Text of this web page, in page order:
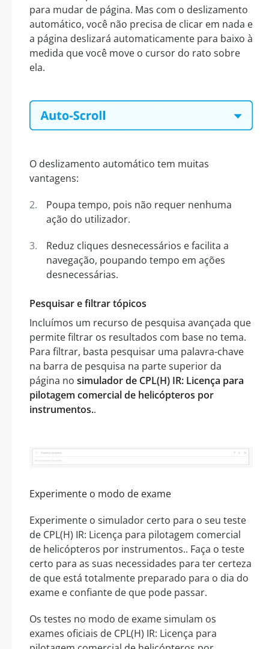
para mudar de página. Mas com o deslizamento
automático, você não precisa de clicar em nada e
a página deslizará automaticamente para baixo à
medida que você move o cursor do rato sobre
ela.
O deslizamento automático tem muitas
vantagens:
Poupa tempo, pois não requer nenhuma
ação do utilizador.
Reduz cliques desnecessários e facilita a
navegação, poupando tempo em ações
desnecessárias.
Pesquisar e filtrar tópicos
Incluímos um recurso de pesquisa avançada que
permite filtrar os resultados com base no tema.
Para filtrar, basta pesquisar uma palavra-chave
na barra de pesquisa na parte superior da
página no simulador de CPL(H) IR: Licença para
pilotagem comercial de helicópteros por
instrumentos..
Experimente o modo de exame
Experimente o simulador certo para o seu teste
de CPL(H) IR: Licença para pilotagem comercial
de helicópteros por instrumentos.. Faça o teste
certo para as suas necessidades para ter certeza
de que está totalmente preparado para o dia do
exame e confiante de que pode passar.
Os testes no modo de exame simulam os
exames oficiais de CPL(H) IR: Licença para